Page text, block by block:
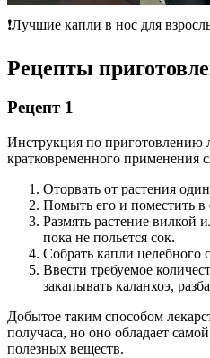
❗️Лучшие капли в нос для
Рецепты
Рецепт 1
Инструкция по приготовлению
кратковременного применения
Оторвать от растения
Помыть его и поместить
Размять растение вилкой
пока не польется сок.
Собрать капли целебного
Ввести требуемое
закапывать каланхоэ,
Добытое таким способом
получаса, но оно обладает
полезных веществ.